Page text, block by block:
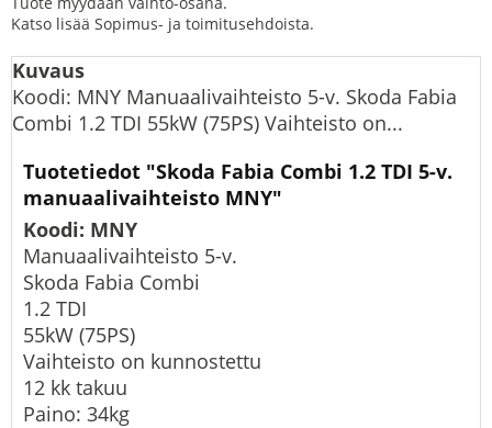
Katso lisää Sopimus- ja toimitusehdoista.
Kuvaus
Koodi: MNY Manuaalivaihteisto 5-v. Skoda Fabia
Combi 1.2 TDI 55kW (75PS) Vaihteisto on...
Tuotetiedot "Skoda Fabia Combi 1.2 TDI 5-v.
manuaalivaihteisto MNY"
Koodi: MNY
Manuaalivaihteisto 5-v.
Skoda Fabia Combi
1.2 TDI
55kW (75PS)
Vaihteisto on kunnostettu
12 kk takuu
Paino: 34kg